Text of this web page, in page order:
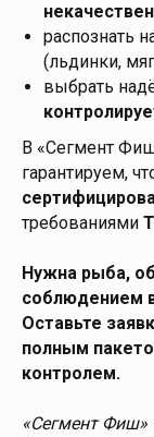
распознать
(льдинки,
выбрать
В «Сегмент
гарантируем,
требованиями
Нужна рыба,
соблюдением
Оставьте
полным
контролем.
«Сегмент Фиш»